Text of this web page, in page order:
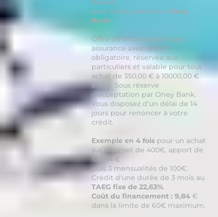
départ,
avec notre partenaire Oney
Bank.
Offre de financement sans
assurance avec apport
obligatoire, réservée aux
particuliers et valable pour tout
achat de 350,00 € à 10000,00 €
en 4x. Sous réserve
d’acceptation par Oney Bank.
Vous disposez d’un délai de 14
jours pour renoncer à votre
crédit.
Exemple en 4 fois pour un achat
sur internet de 400€, apport de
109,84 €
puis 3 mensualités de 100€.
Crédit d'une durée de 3 mois au
TAEG fixe de 22,63%.
Coût du financement : 9,84 €
dans la limite de 60€ maximum.